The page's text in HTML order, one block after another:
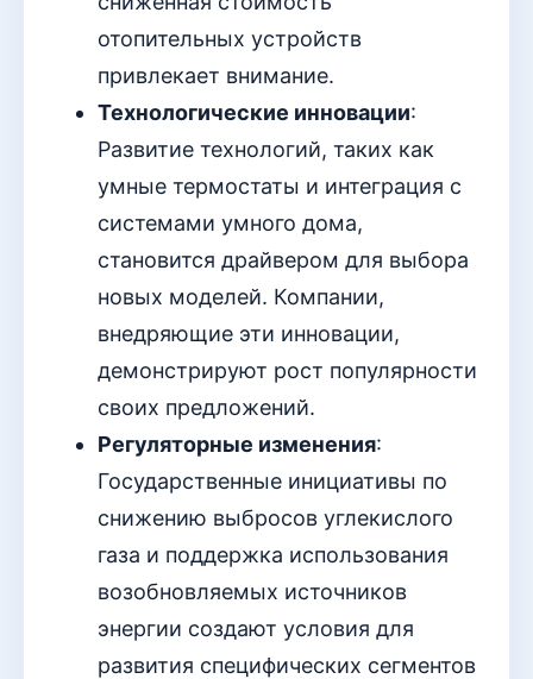
отопительных устройств
привлекает внимание.
Технологические инновации:
Развитие технологий, таких как
умные термостаты и интеграция с
системами умного дома,
становится драйвером для выбора
новых моделей. Компании,
внедряющие эти инновации,
демонстрируют рост популярности
своих предложений.
Регуляторные изменения:
Государственные инициативы по
снижению выбросов углекислого
газа и поддержка использования
возобновляемых источников
энергии создают условия для
развития специфических сегментов